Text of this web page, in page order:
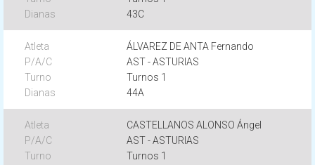
43C
ÁLVAREZ DE ANTA Fernando
AST - ASTURIAS
Turnos 1
44A
CASTELLANOS ALONSO Ángel
AST - ASTURIAS
Turnos 1